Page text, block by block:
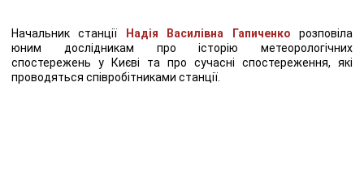
Начальник станції Надія Василівна Гапиченкорозповіла
юним дослідникам про історію метеорологічних
спостережень у Києві та про сучасні спостереження, які
проводяться співробітниками станції.